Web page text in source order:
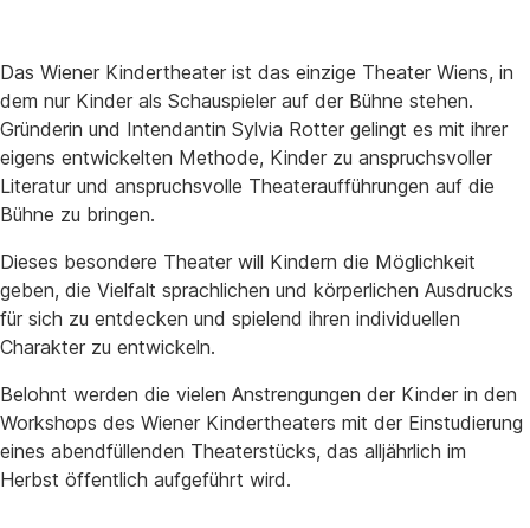
Das Wiener Kindertheater ist das einzige Theater Wiens, in
dem nur Kinder als Schauspieler auf der Bühne stehen.
Gründerin und Intendantin Sylvia Rotter gelingt es mit ihrer
eigens entwickelten Methode, Kinder zu anspruchsvoller
Literatur und anspruchsvolle Theateraufführungen auf die
Bühne zu bringen.
Dieses besondere Theater will Kindern die Möglichkeit
geben, die Vielfalt sprachlichen und körperlichen Ausdrucks
für sich zu entdecken und spielend ihren individuellen
Charakter zu entwickeln.
Belohnt werden die vielen Anstrengungen der Kinder in den
Workshops des Wiener Kindertheaters mit der Einstudierung
eines abendfüllenden Theaterstücks, das alljährlich im
Herbst öffentlich aufgeführt wird.